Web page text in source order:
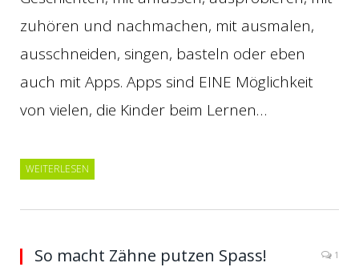
zuhören und nachmachen, mit ausmalen,
ausschneiden, singen, basteln oder eben
auch mit Apps. Apps sind EINE Möglichkeit
von vielen, die Kinder beim Lernen…
WEITERLESEN
So macht Zähne putzen Spass! 1